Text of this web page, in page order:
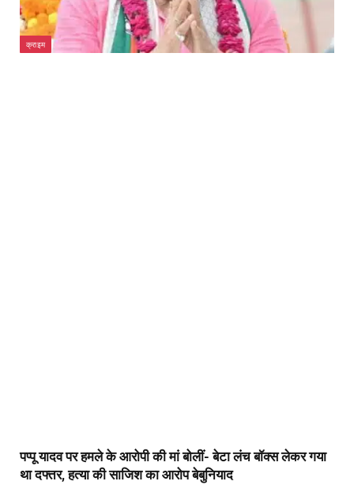
क्राइम
पप्पू यादव पर हमले के आरोपी की मां बोलीं- बेटा लंच बॉक्स लेकर गया
था दफ्तर, हत्या की साजिश का आरोप बेबुनियाद